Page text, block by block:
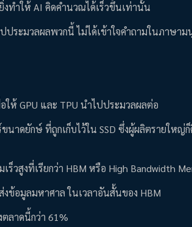
งทำให้ AI คิดคำนวณได้เร็วขึ้นเท่านั้น
ประมวลผลพวกนี้ ไม่ได้เข้าใจคำถามในภาษา
ห้ GPU และ TPU นำไปประมวลผลต่อ
าดยักษ์ ที่ถูกเก็บไว้ใน SSD ซึ่งผู้ผลิตรายใหญ่
วสูงที่เรียกว่า HBM หรือ High Bandwidth
งข้อมูลมหาศาล ในเวลาอันสั้นของ HBM
ลาดนี้กว่า 61%